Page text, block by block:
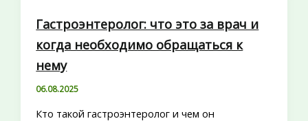
Гастроэнтеролог: что это за врач и
когда необходимо обращаться к
нему
06.08.2025
Кто такой гастроэнтеролог и чем он